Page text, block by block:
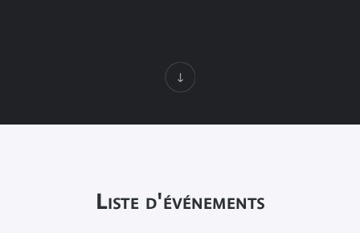
Liste d'événements